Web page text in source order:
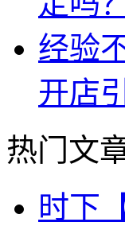
经验
开店
热门文
时下